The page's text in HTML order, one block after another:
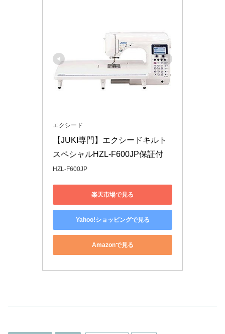
エクシード
【JUKI専門】エクシードキルト
スペシャルHZL-F600JP保証付
HZL-F600JP
楽天市場で見る
Yahoo!ショッピングで見る
Amazonで見る